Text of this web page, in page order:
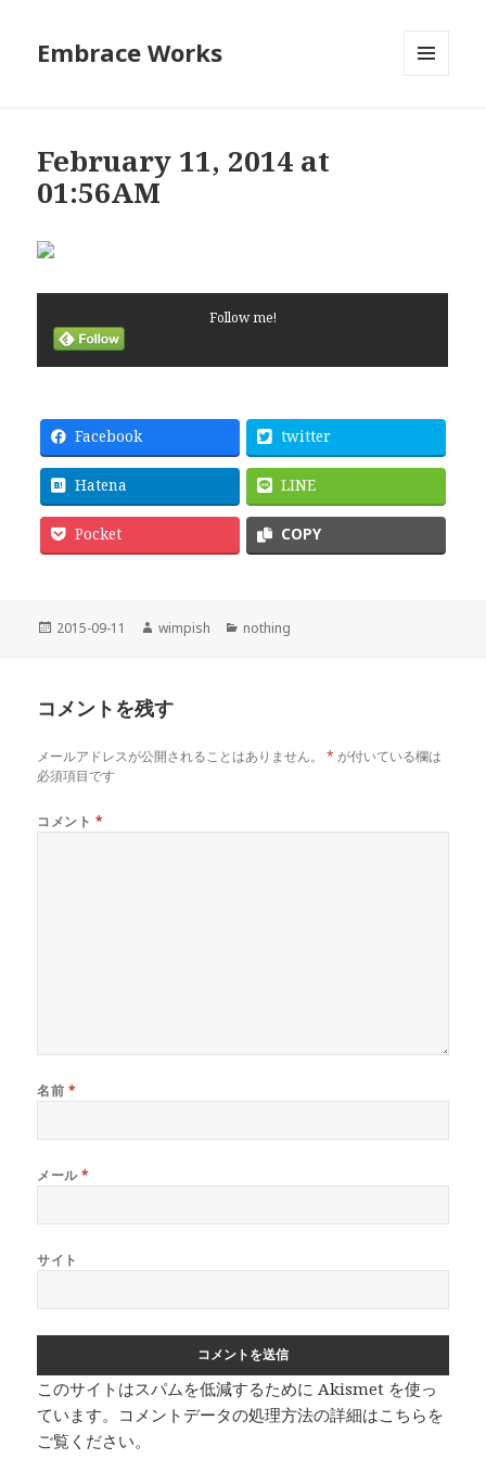
Embrace Works
February 11, 2014 at
01:56AM
Follow me!
Facebook twitter
Hatena LINE
Pocket COPY
投
2015-09-11
作
wimpish
カ
nothing
コメントを残す
メールアドレスが公開されることはありません。 * が付いている欄は
必須項目です
コメント *
名前 *
メール*
サイト
このサイトはスパムを低減するために Akismet を使っ
ています。 コメントデータの処理方法の詳細はこちらを
ご覧ください。